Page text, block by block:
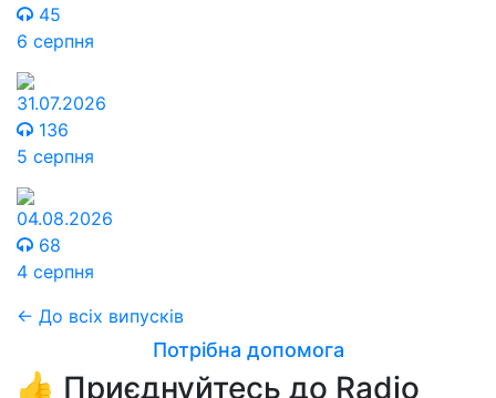
45
6 серпня
31.07.2026
136
5 серпня
04.08.2026
68
4 серпня
← До всіх випусків
Потрібна допомога
👍 Приєднуйтесь до Radio